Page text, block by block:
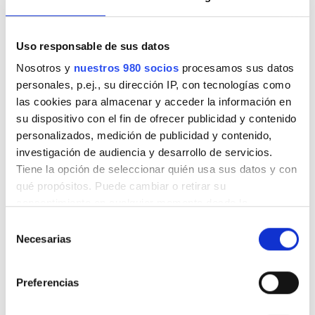
Uso responsable de sus datos
Nosotros y nuestros 980 socios procesamos sus datos
personales, p.ej., su dirección IP, con tecnologías como
las cookies para almacenar y acceder la información en
su dispositivo con el fin de ofrecer publicidad y contenido
personalizados, medición de publicidad y contenido,
investigación de audiencia y desarrollo de servicios.
Tiene la opción de seleccionar quién usa sus datos y con
qué propósitos. Puede cambiar o retirar su
consentimiento.
Obtenga más información sobre cómo se procesan sus
datos personales y establezca sus preferencias en la
Necesarias
Preferencias
March 2026 (4)
February 2026 (4)
January 2026
November 2025 (6)
October 2025 (4)
September 2025 (2)
(3)